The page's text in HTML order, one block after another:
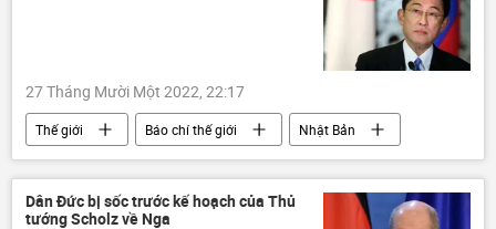
27 Tháng Mười Một 2022, 22:17
Thế giới Báo chí thế giới
Nhật Bản
Chính trị
Fumio Kishida
tham nhũng
Dân Đức bị sốc trước kế hoạch của Thủ
tướng Scholz về Nga